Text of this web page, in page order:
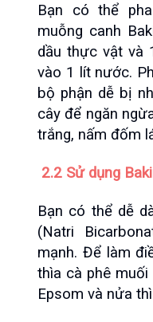
Bạn có thể
muỗng canh
dầu thực vật và
vào 1 lít nước.
bộ phận dễ bị
cây để ngăn
trắng, nấm đốm
2.2 Sử dụng
Bạn có thể dễ
(Natri
mạnh. Để làm
thìa cà phê
Epsom và nửa